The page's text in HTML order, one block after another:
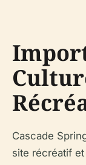
Cascade
site récréatif